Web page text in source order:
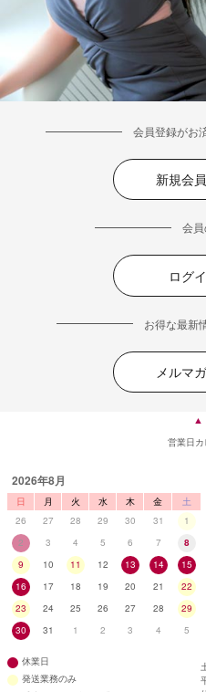
会員登録がお
新規会
会
ログ
お得な最新
メルマ
▲
営業日
2026年8月
日 月 火 水 木 金
土
26
27 28 29 30 31
1
2
3 4 5 6 7
8
9
10 11 12 13 14
15
16
17 18 19 20 21
22
23
24 25 26 27 28
29
30
31 1 2 3 4 5
休業日
発送業務のみ